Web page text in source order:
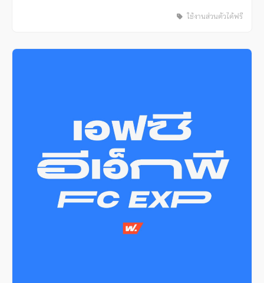
ใช้งานส่วนตัวได้ฟรี